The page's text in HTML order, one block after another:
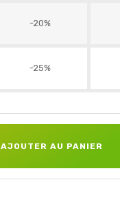
-20%
-25%
AJOUTER AU PANIER